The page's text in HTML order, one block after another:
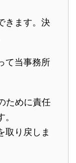
きます。決
て当事務所
ために責任
取り戻しま